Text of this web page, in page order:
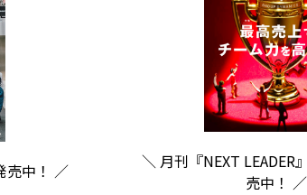
売中！ ／
＼ 月刊『NEXT LEADER
売中！ ／